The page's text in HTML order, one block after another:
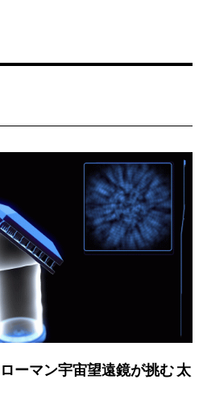
ローマン宇宙望遠鏡が挑む太